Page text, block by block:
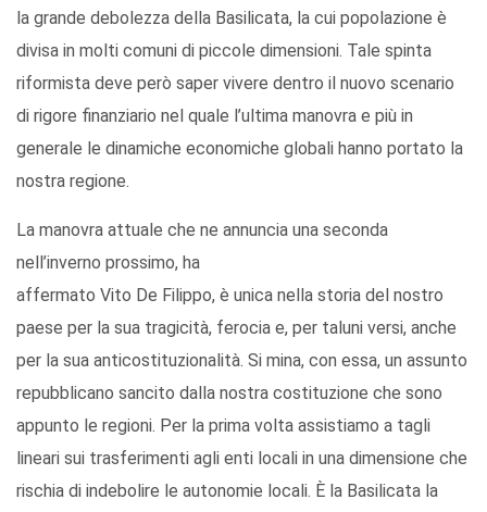
la grande debolezza della Basilicata, la cui popolazione è
divisa in molti comuni di piccole dimensioni. Tale spinta
riformista deve però saper vivere dentro il nuovo scenario
di rigore finanziario nel quale l’ultima manovra e più in
generale le dinamiche economiche globali hanno portato la
nostra regione.
La manovra attuale che ne annuncia una seconda
nell’inverno prossimo, ha
affermato Vito De Filippo, è unica nella storia del nostro
paese per la sua tragicità, ferocia e, per taluni versi, anche
per la sua anticostituzionalità. Si mina, con essa, un assunto
repubblicano sancito dalla nostra costituzione che sono
appunto le regioni. Per la prima volta assistiamo a tagli
lineari sui trasferimenti agli enti locali in una dimensione che
rischia di indebolire le autonomie locali. È la Basilicata la